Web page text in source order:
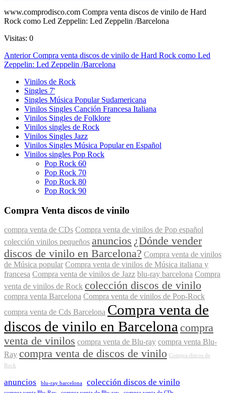
www.comprodisco.com Compra venta discos de vinilo de Hard
Rock como Led Zeppelin: ‎Led Zeppelin /Barcelona
Visitas: 0
Navegación
de
entradas
Entrada
anterior
Anterior Compra venta discos de vinilo de Hard Rock como Led
Zeppelin: ‎Led Zeppelin /Barcelona
Vinilos de Rock
Singles 7'
Singles Música Popular Sudamericana
Vinilos Singles Canción Francesa Italiana
Vinilos Singles de Folklore
Vinilos singles de Rock
Vinilos Singles Jazz
Vinilos Singles Música Popular en Español
Vinilos singles Pop Rock
Pop Rock 60
Pop Rock 70
Pop Rock 80
Pop Rock 90
Compra Venta discos de vinilo
compra venta de CDs Compra venta de vinilos de Pop español
colección vinilos pequeños anuncios ¿Dónde vender
discos de vinilo en Barcelona? Compra venta de vinilos
de Música popular Compra venta de vinilos de Música italiana y
francesa Compra venta de vinilos de Jazz blu-ray barcelona Compra
venta de vinilos de Rock colección discos de vinilo
compra venta Barcelona Compra venta de vinilos de Pop-Rock
compra venta de Cds Barcelona Compra venta de
discos de vinilo en Barcelona compra
venta de vinilos compra venta de Blu-ray compra venta Blu-
Ray compra venta de discos de vinilo Compra discos de
Rock
anuncios blu-ray barcelona colección discos de vinilo